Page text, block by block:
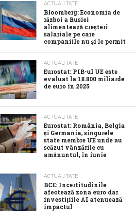
ACTUALITATE
Bloomberg: Economia de
război a Rusiei
alimentează creșteri
salariale pe care
companiile nu și le permit
ACTUALITATE
Eurostat: PIB-ul UE este
evaluat la 18.800 miliarde
de euro în 2025
ACTUALITATE
Eurostat: România, Belgia
și Germania, singurele
state membre UE unde au
scăzut vânzările cu
amănuntul, în iunie
ACTUALITATE
BCE: Incertitudinile
afectează zona euro dar
investițiile AI atenuează
impactul